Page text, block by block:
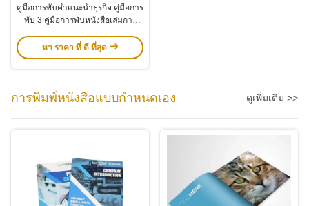
คู่มือการพับคําแนะนําธุรกิจ คู่มือการ
พับ 3 คู่มือการพับหนังสือเล่มการ
หา ราคา ที่ ดี ที่สุด
การพิมพ์หนังสือแบบกำหนดเอง ดูเพิ่มเติม >>